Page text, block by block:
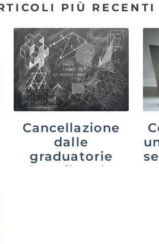
PIÙ RECENTI
Cancellazione
dalle
graduatorie
dopo il ruolo: